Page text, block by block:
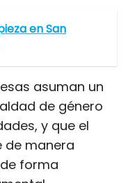
en San
asuman un
de género
y que el
de manera
forma